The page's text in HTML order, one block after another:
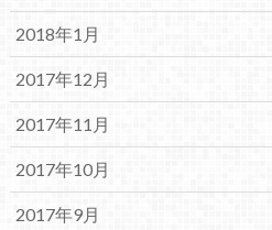
2018年1月
2017年12月
2017年11月
2017年10月
2017年9月